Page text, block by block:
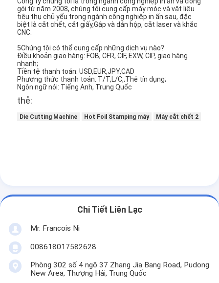
gói từ năm 2008, chúng tôi cung cấp máy móc và vật liệu
tiêu thụ chủ yếu trong ngành công nghiệp in ấn sau, đặc
biệt là cắt chết, cắt giấy,Gập và dán hộp, cắt laser và khắc
CNC.
5Chúng tôi có thể cung cấp những dịch vụ nào?
Điều khoản giao hàng: FOB, CFR, CIF, EXW, CIP, giao hàng
nhanh;
Tiền tệ thanh toán: USD,EUR,JPY,CAD
Phương thức thanh toán: T/T,L/C,,Thẻ tín dụng;
Ngôn ngữ nói: Tiếng Anh, Trung Quốc
thẻ:
Die Cutting Machine Hot Foil Stamping máy Máy cắt chết 2
Chi Tiết Liên Lạc
Mr. Francois Ni
008618017582628
Phòng 302 số 4 ngõ 37 Zhang Jia Bang Road, Pudong
New Area, Thượng Hải, Trung Quốc